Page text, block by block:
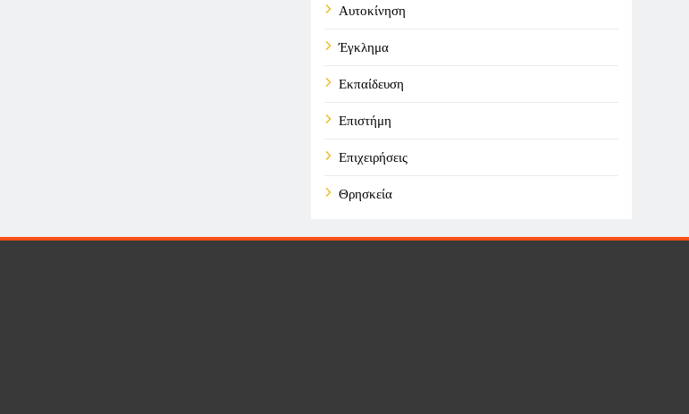
Αυτοκίνηση
Έγκλημα
Εκπαίδευση
Επιστήμη
Επιχειρήσεις
Θρησκεία